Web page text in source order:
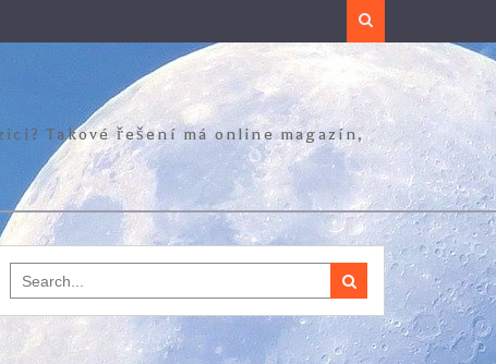
Takové řešení má online magazín,
for: